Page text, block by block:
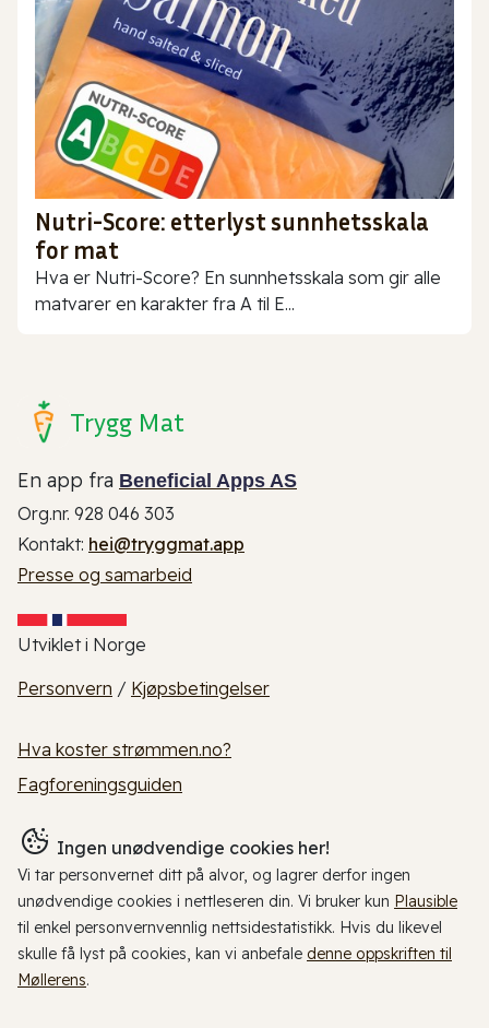
Nutri-Score: etterlyst sunnhetsskala
for mat
Hva er Nutri-Score? En sunnhetsskala som gir alle
matvarer en karakter fra A til E...
Trygg Mat
En app fra Beneficial Apps AS
Org.nr. 928 046 303
Kontakt: hei@tryggmat.app
Presse og samarbeid
Utviklet i Norge
Personvern / Kjøpsbetingelser
Hva koster strømmen.no?
Fagforeningsguiden
Ingen unødvendige cookies her!
Vi tar personvernet ditt på alvor, og lagrer derfor ingen
unødvendige cookies i nettleseren din. Vi bruker kun Plausible
til enkel personvernvennlig nettsidestatistikk. Hvis du likevel
skulle få lyst på cookies, kan vi anbefale denne oppskriften til
Møllerens.